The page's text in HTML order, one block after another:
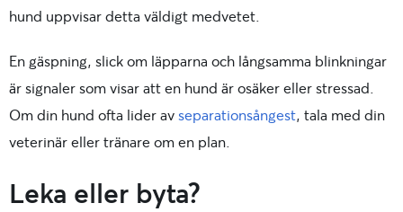
hund uppvisar detta väldigt medvetet.
En gäspning, slick om läpparna och långsamma blinkningar
är signaler som visar att en hund är osäker eller stressad.
Om din hund ofta lider avseparationsångest, tala med din
veterinär eller tränare om en plan.
Leka eller byta?